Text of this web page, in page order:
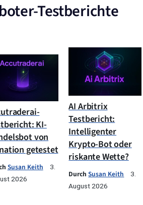
Testberichte
KI-
von
getestet
Susan Keith
3.
2026
AI Arbitrix
Testbericht:
Intelligenter
Krypto-Bot oder
riskante Wette?
DurchSusan Keith
3.
August 2026